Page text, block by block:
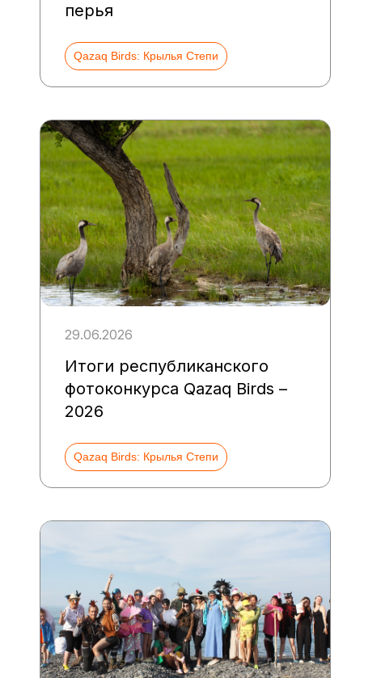
перья
Qazaq Birds: Крылья Степи
29.06.2026
Итоги республиканского
фотоконкурса Qazaq Birds –
2026
Qazaq Birds: Крылья Степи